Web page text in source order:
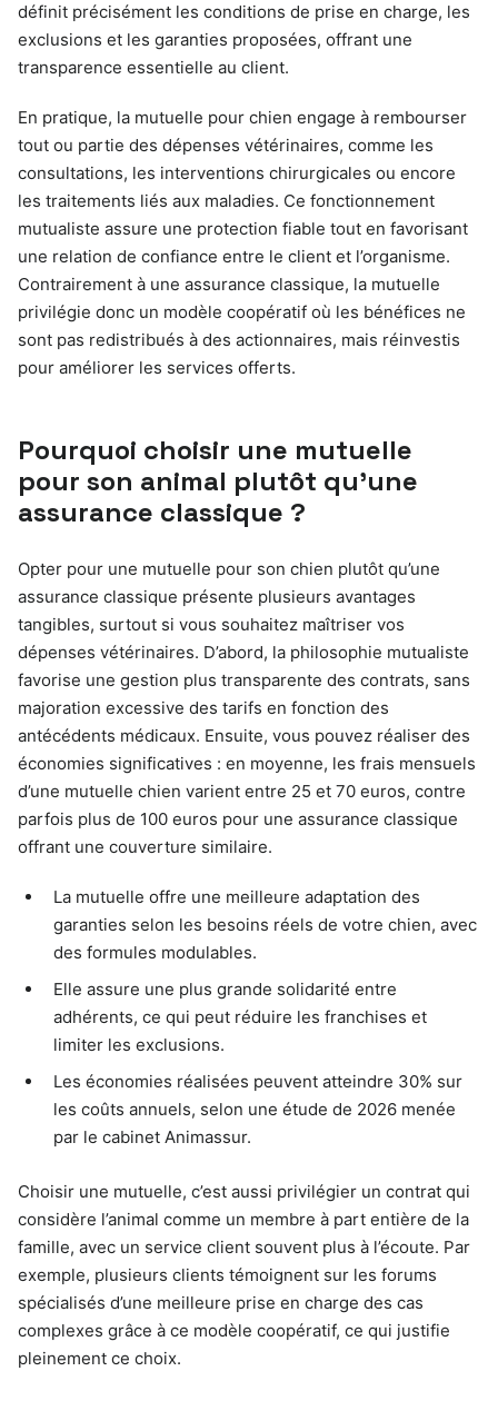
définit précisément les conditions de prise en charge, les
exclusions et les garanties proposées, offrant une
transparence essentielle au client.
En pratique, la mutuelle pour chien engage à rembourser
tout ou partie des dépenses vétérinaires, comme les
consultations, les interventions chirurgicales ou encore
les traitements liés aux maladies. Ce fonctionnement
mutualiste assure une protection fiable tout en favorisant
une relation de confiance entre le client et l’organisme.
Contrairement à une assurance classique, la mutuelle
privilégie donc un modèle coopératif où les bénéfices ne
sont pas redistribués à des actionnaires, mais réinvestis
pour améliorer les services offerts.
Pourquoi choisir une mutuelle
pour son animal plutôt qu’une
assurance classique ?
Opter pour une mutuelle pour son chien plutôt qu’une
assurance classique présente plusieurs avantages
tangibles, surtout si vous souhaitez maîtriser vos
dépenses vétérinaires. D’abord, la philosophie mutualiste
favorise une gestion plus transparente des contrats, sans
majoration excessive des tarifs en fonction des
antécédents médicaux. Ensuite, vous pouvez réaliser des
économies significatives : en moyenne, les frais mensuels
d’une mutuelle chien varient entre 25 et 70 euros, contre
parfois plus de 100 euros pour une assurance classique
offrant une couverture similaire.
La mutuelle offre une meilleure adaptation des
garanties selon les besoins réels de votre chien, avec
des formules modulables.
Elle assure une plus grande solidarité entre
adhérents, ce qui peut réduire les franchises et
limiter les exclusions.
Les économies réalisées peuvent atteindre 30% sur
les coûts annuels, selon une étude de 2026 menée
par le cabinet Animassur.
Choisir une mutuelle, c’est aussi privilégier un contrat qui
considère l’animal comme un membre à part entière de la
famille, avec un service client souvent plus à l’écoute. Par
exemple, plusieurs clients témoignent sur les forums
spécialisés d’une meilleure prise en charge des cas
complexes grâce à ce modèle coopératif, ce qui justifie
pleinement ce choix.